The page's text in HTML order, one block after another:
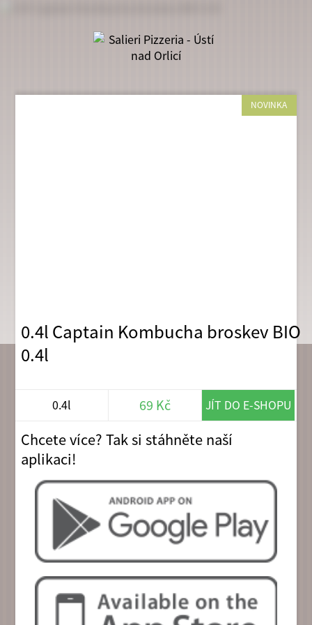
NOVINKA
0.4l Captain Kombucha broskev BIO
0.4l
0.4l 69 Kč JÍT DO E-SHOPU
Chcete více? Tak si stáhněte naší
aplikaci!